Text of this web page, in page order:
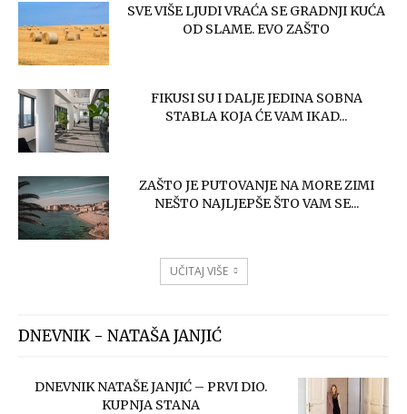
SVE VIŠE LJUDI VRAĆA SE GRADNJI KUĆA
OD SLAME. EVO ZAŠTO
FIKUSI SU I DALJE JEDINA SOBNA
STABLA KOJA ĆE VAM IKAD...
ZAŠTO JE PUTOVANJE NA MORE ZIMI
NEŠTO NAJLJEPŠE ŠTO VAM SE...
UČITAJ VIŠE
DNEVNIK - NATAŠA JANJIĆ
DNEVNIK NATAŠE JANJIĆ – PRVI DIO.
KUPNJA STANA